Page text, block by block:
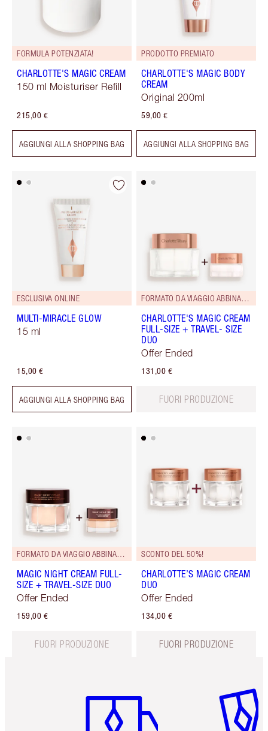
FORMULA POTENZIATA!
CHARLOTTE'S MAGIC CREAM
150 ml Moisturiser Refill
215,00 €
AGGIUNGI ALLA SHOPPING BAG
PRODOTTO PREMIATO
CHARLOTTE'S MAGIC BODY
CREAM
Original 200ml
59,00 €
AGGIUNGI ALLA SHOPPING BAG
ESCLUSIVA ONLINE
MULTI-MIRACLE GLOW
15 ml
15,00 €
AGGIUNGI ALLA SHOPPING BAG
FORMATO DA VIAGGIO ABBINATO GRATUITO!
CHARLOTTE'S MAGIC CREAM
FULL-SIZE + TRAVEL- SIZE
DUO
Offer Ended
131,00 €
FUORI PRODUZIONE
FORMATO DA VIAGGIO ABBINATO GRATUITO!
MAGIC NIGHT CREAM FULL-
SIZE + TRAVEL-SIZE DUO
Offer Ended
159,00 €
FUORI PRODUZIONE
SCONTO DEL 50%!
CHARLOTTE’S MAGIC CREAM
DUO
Offer Ended
134,00 €
FUORI PRODUZIONE